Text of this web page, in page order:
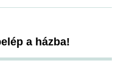
a házba!